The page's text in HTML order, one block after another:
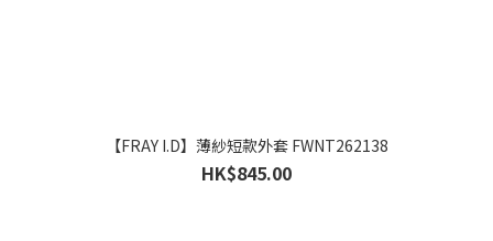
【FRAY I.D】薄紗短款外套 FWNT262138
HK$845.00